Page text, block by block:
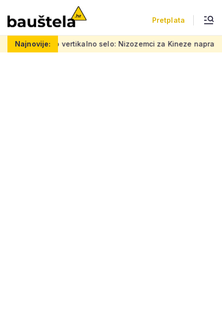
Pretplata
Najnovije:
Šareno vertikalno selo: Nizozemci za Kineze napravili